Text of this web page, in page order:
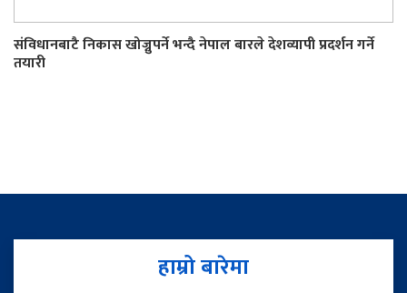
संविधानबाटै निकास खोज्नुपर्ने भन्दै नेपाल बारले देशव्यापी प्रदर्शन गर्ने
तयारी
हाम्रो बारेमा